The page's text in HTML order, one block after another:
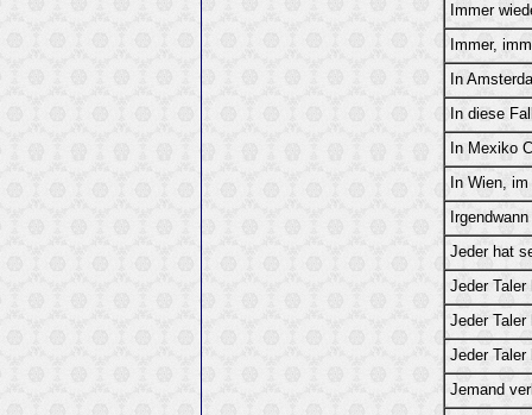
Immer
Immer,
In
In diese
In Mexiko
In Wien,
Jeder hat
Jeder
Jeder
Jeder
Jemand